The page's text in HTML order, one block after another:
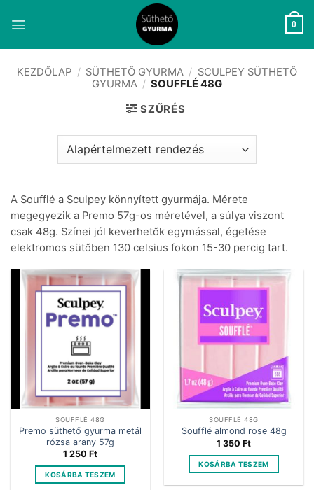
0
KEZDŐLAP / SÜTHETŐ GYURMA / SCULPEY SÜTHETŐ
GYURMA / SOUFFLÉ 48G
SZŰRÉS
A Soufflé a Sculpey könnyített gyurmája. Mérete
megegyezik a Premo 57g-os méretével, a súlya viszont
csak 48g. Színei jól keverhetők egymással, égetése
elektromos sütőben 130 celsius fokon 15-30 percig tart.
SOUFFLÉ 48G
Premo süthető gyurma metál
rózsa arany 57g
1 250 Ft
KOSÁRBA TESZEM
SOUFFLÉ 48G
Soufflé almond rose 48g
1 350 Ft
KOSÁRBA TESZEM